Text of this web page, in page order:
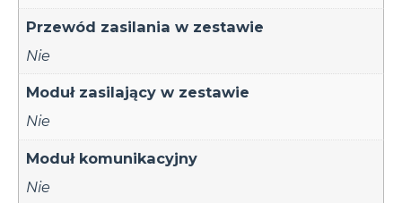
Przewód zasilania w zestawie
Nie
Moduł zasilający w zestawie
Nie
Moduł komunikacyjny
Nie